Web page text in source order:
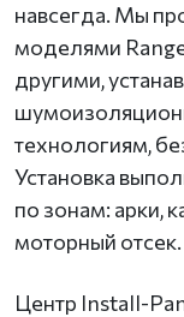
навсегда. Мы
моделями
другими,
технологиям,
Установка
по зонам: арки,
моторный отсек.
Центр Install-